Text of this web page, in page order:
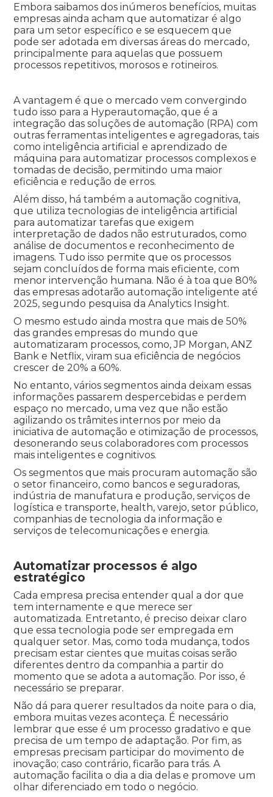
Embora saibamos dos inúmeros benefícios, muitas
empresas ainda acham que automatizar é algo
para um setor específico e se esquecem que
pode ser adotada em diversas áreas do mercado,
principalmente para aquelas que possuem
processos repetitivos, morosos e rotineiros.
A vantagem é que o mercado vem convergindo
tudo isso para a Hyperautomação, que é a
integração das soluções de automação (RPA) com
outras ferramentas inteligentes e agregadoras, tais
como inteligência artificial e aprendizado de
máquina para automatizar processos complexos e
tomadas de decisão, permitindo uma maior
eficiência e redução de erros.
Além disso, há também a automação cognitiva,
que utiliza tecnologias de inteligência artificial
para automatizar tarefas que exigem
interpretação de dados não estruturados, como
análise de documentos e reconhecimento de
imagens. Tudo isso permite que os processos
sejam concluídos de forma mais eficiente, com
menor intervenção humana. Não é à toa que 80%
das empresas adotarão automação inteligente até
2025, segundo pesquisa da Analytics Insight.
O mesmo estudo ainda mostra que mais de 50%
das grandes empresas do mundo que
automatizaram processos, como, JP Morgan, ANZ
Bank e Netflix, viram sua eficiência de negócios
crescer de 20% a 60%.
No entanto, vários segmentos ainda deixam essas
informações passarem despercebidas e perdem
espaço no mercado, uma vez que não estão
agilizando os trâmites internos por meio da
iniciativa de automação e otimização de processos,
desonerando seus colaboradores com processos
mais inteligentes e cognitivos.
Os segmentos que mais procuram automação são
o setor financeiro, como bancos e seguradoras,
indústria de manufatura e produção, serviços de
logística e transporte, health, varejo, setor público,
companhias de tecnologia da informação e
serviços de telecomunicações e energia.
Automatizar processos é algo
estratégico
Cada empresa precisa entender qual a dor que
tem internamente e que merece ser
automatizada. Entretanto, é preciso deixar claro
que essa tecnologia pode ser empregada em
qualquer setor. Mas, como toda mudança, todos
precisam estar cientes que muitas coisas serão
diferentes dentro da companhia a partir do
momento que se adota a automação. Por isso, é
necessário se preparar.
Não dá para querer resultados da noite para o dia,
embora muitas vezes aconteça. É necessário
lembrar que esse é um processo gradativo e que
precisa de um tempo de adaptação. Por fim, as
empresas precisam participar do movimento de
inovação; caso contrário, ficarão para trás. A
automação facilita o dia a dia delas e promove um
olhar diferenciado em todo o negócio.